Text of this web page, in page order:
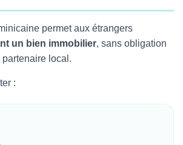
permet aux étrangers
un bien immobilier, sans obligation
local.
: